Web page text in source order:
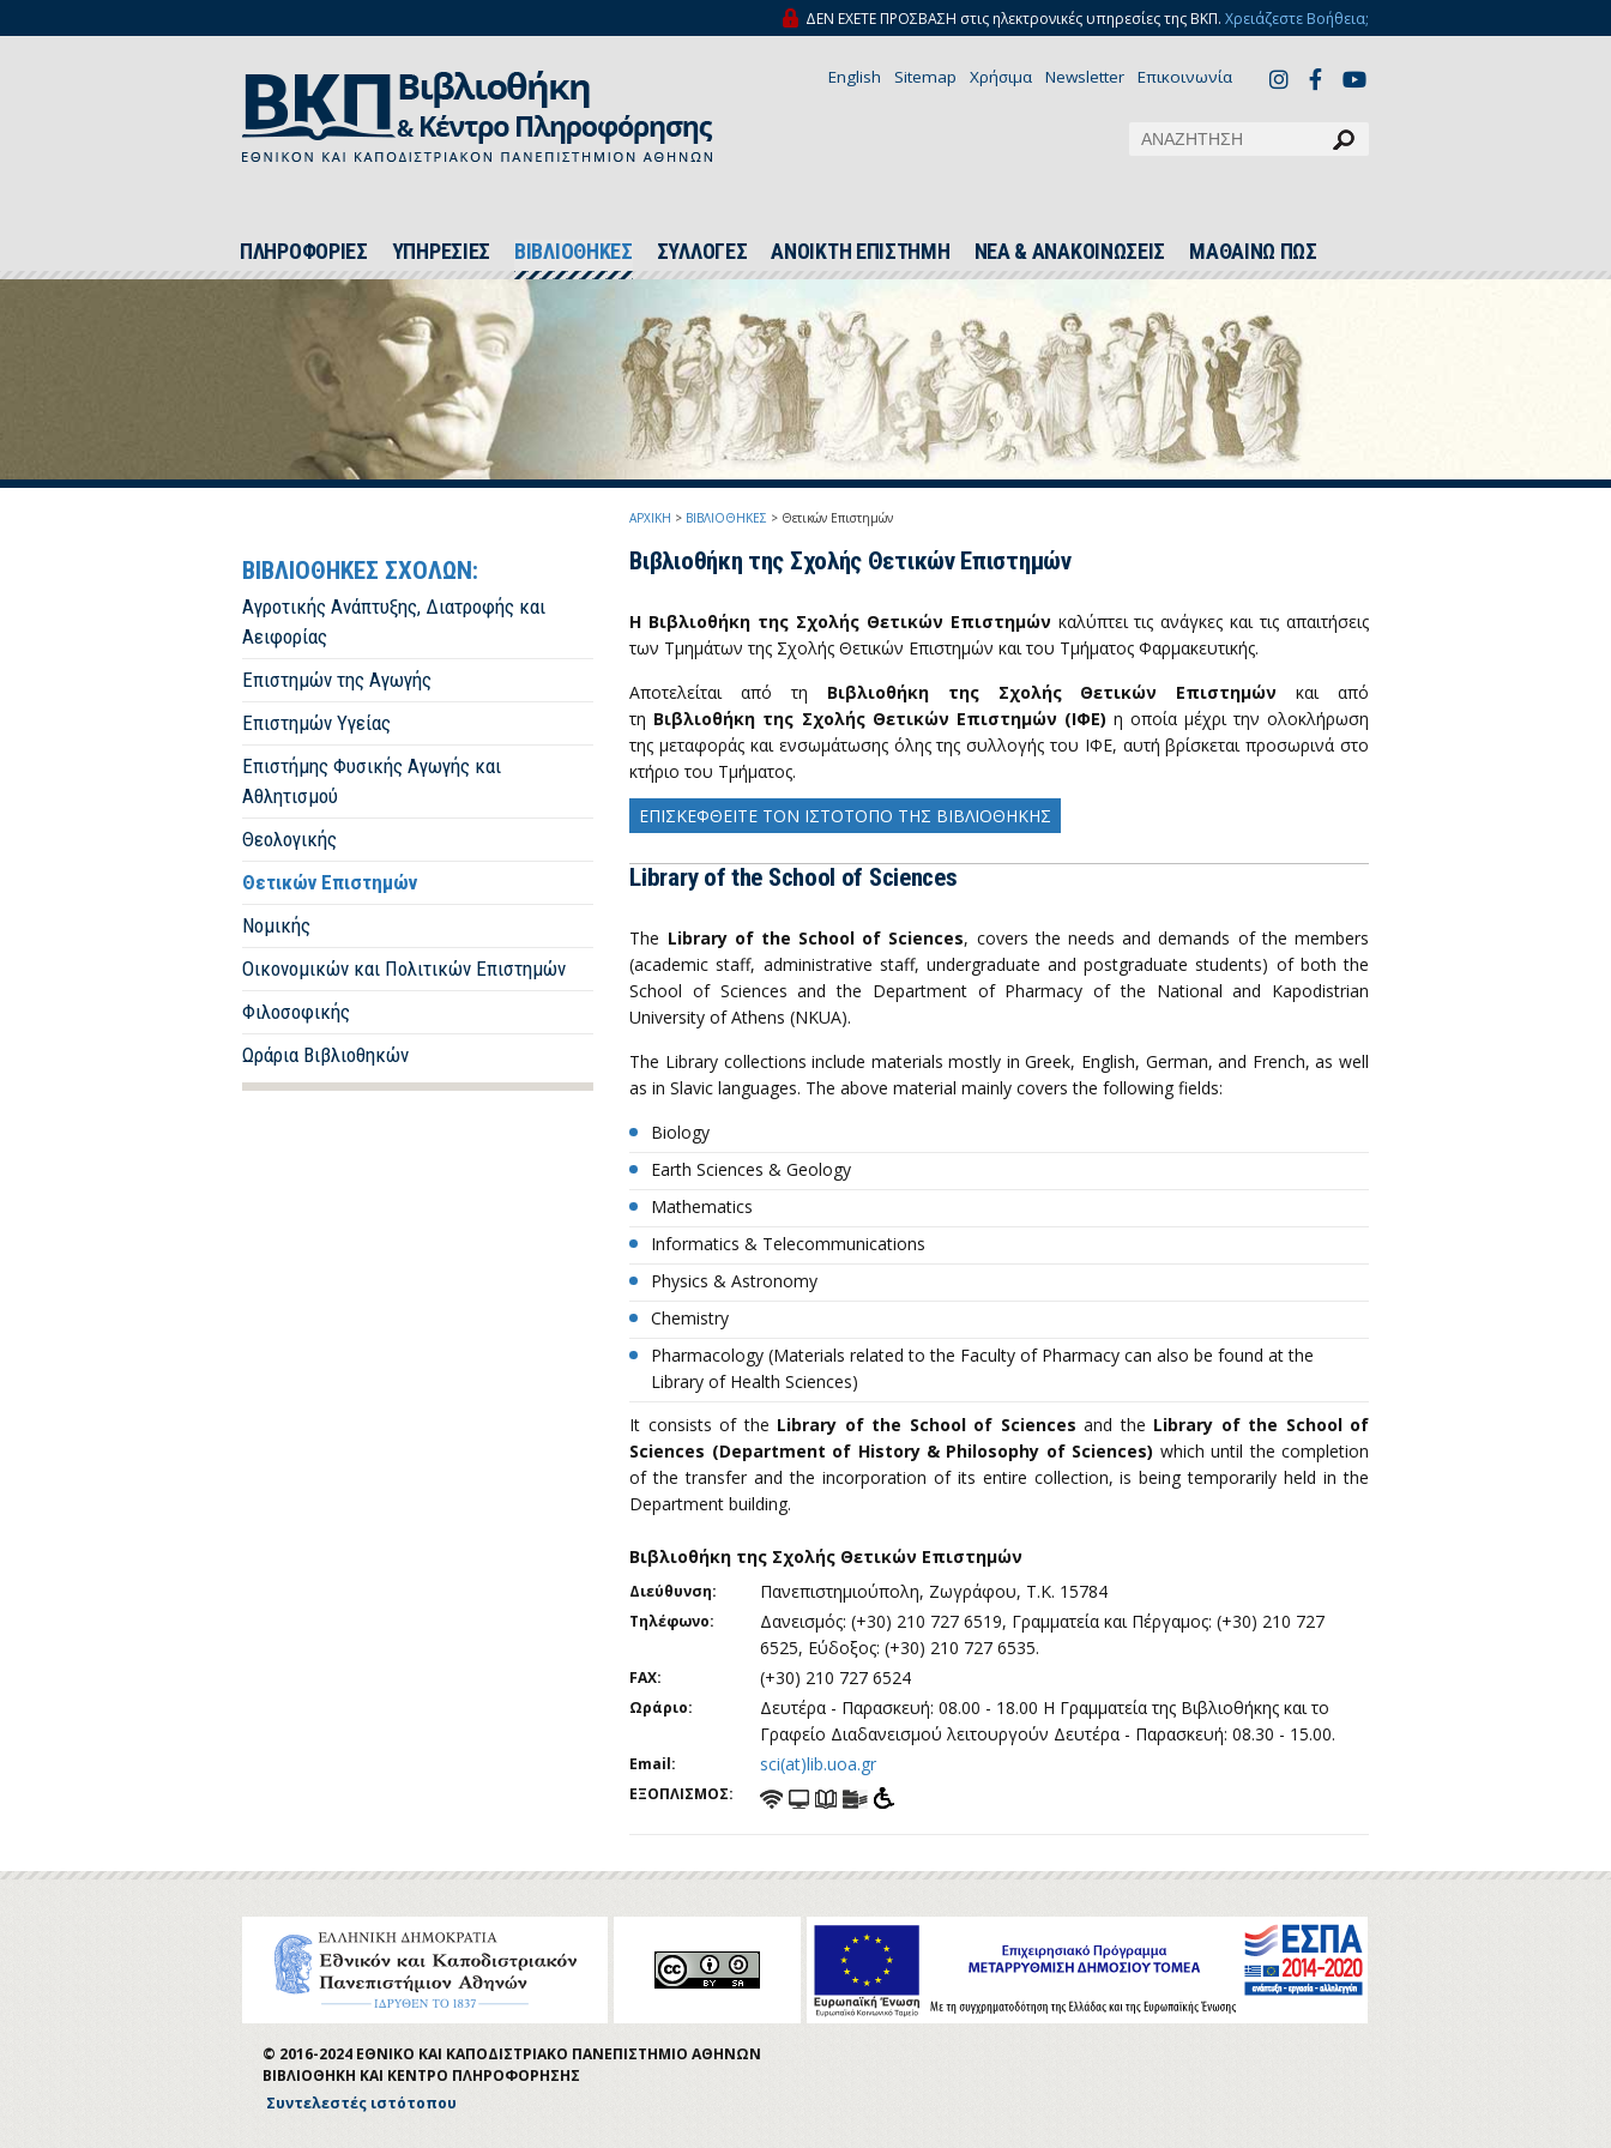
ΔΕΝ ΕΧΕΤΕ ΠΡΟΣΒΑΣΗ στις ηλεκτρονικές υπηρεσίες της ΒΚΠ. Χρειάζεστε Βοήθεια;
English Sitemap Χρήσιμα Newsletter Επικοινωνία
ΠΛΗΡΟΦΟΡΙΕΣ ΥΠΗΡΕΣΙΕΣ ΒΙΒΛΙΟΘΗΚΕΣ ΣΥΛΛΟΓΕΣ ΑΝΟΙΚΤΗ ΕΠΙΣΤΗΜΗ ΝΕΑ & ΑΝΑΚΟΙΝΩΣΕΙΣ ΜΑΘΑΙΝΩ ΠΩΣ
ΒΙΒΛΙΟΘΗΚΕΣ ΣΧΟΛΩΝ:
Αγροτικής Ανάπτυξης, Διατροφής και
Αειφορίας
Επιστημών της Αγωγής
Επιστημών Υγείας
Επιστήμης Φυσικής Αγωγής και
Αθλητισμού
Θεολογικής
Θετικών Επιστημών
Νομικής
Οικονομικών και Πολιτικών Επιστημών
Φιλοσοφικής
Ωράρια Βιβλιοθηκών
ΑΡΧΙΚΗ > ΒΙΒΛΙΟΘΗΚΕΣ > Θετικών Επιστημών
Βιβλιοθήκη της Σχολής Θετικών Επιστημών
Η Βιβλιοθήκη της Σχολής Θετικών Επιστημών καλύπτει τις ανάγκες και τις απαιτήσεις
των Τμημάτων της Σχολής Θετικών Επιστημών και του Τμήματος Φαρμακευτικής.
Αποτελείται από τη Βιβλιοθήκη της Σχολής Θετικών Επιστημών και από
τη Βιβλιοθήκη της Σχολής Θετικών Επιστημών (ΙΦΕ) η οποία μέχρι την ολοκλήρωση
της μεταφοράς και ενσωμάτωσης όλης της συλλογής του ΙΦΕ, αυτή βρίσκεται προσωρινά στο
κτήριο του Τμήματος.
ΕΠΙΣΚΕΦΘΕΙΤΕ ΤΟΝ ΙΣΤΟΤΟΠΟ ΤΗΣ ΒΙΒΛΙΟΘΗΚΗΣ
Library of the School of Sciences
The Library of the School of Sciences, covers the needs and demands of the members
(academic staff, administrative staff, undergraduate and postgraduate students) of both the
School of Sciences and the Department of Pharmacy of the National and Kapodistrian
University of Athens (NKUA).
The Library collections include materials mostly in Greek, English, German, and French, as well
as in Slavic languages. The above material mainly covers the following fields:
Biology
Earth Sciences & Geology
Mathematics
Informatics & Telecommunications
Physics & Astronomy
Chemistry
Pharmacology (Materials related to the Faculty of Pharmacy can also be found at the
Library of Health Sciences)
It consists of the Library of the School of Sciences and the Library of the School of
Sciences (Department of History & Philosophy of Sciences) which until the completion
of the transfer and the incorporation of its entire collection, is being temporarily held in the
Department building.
Βιβλιοθήκη της Σχολής Θετικών Επιστημών
Διεύθυνση: Πανεπιστημιούπολη, Ζωγράφου, Τ.Κ. 15784
Τηλέφωνο:
Δανεισμός: (+30) 210 727 6519, Γραμματεία και Πέργαμος: (+30) 210 727
6525, Εύδοξος: (+30) 210 727 6535.
FAX: (+30) 210 727 6524
Ωράριο:
Δευτέρα - Παρασκευή: 08.00 - 18.00 Η Γραμματεία της Βιβλιοθήκης και το
Γραφείο Διαδανεισμού λειτουργούν Δευτέρα - Παρασκευή: 08.30 - 15.00.
Email: sci(at)lib.uoa.gr
ΕΞΟΠΛΙΣΜΟΣ:
© 2016-2024 ΕΘΝΙΚΟ ΚΑΙ ΚΑΠΟΔΙΣΤΡΙΑΚΟ ΠΑΝΕΠΙΣΤΗΜΙΟ ΑΘΗΝΩΝ
ΒΙΒΛΙΟΘΗΚΗ ΚΑΙ ΚΕΝΤΡΟ ΠΛΗΡΟΦΟΡΗΣΗΣ
Συντελεστές ιστότοπου